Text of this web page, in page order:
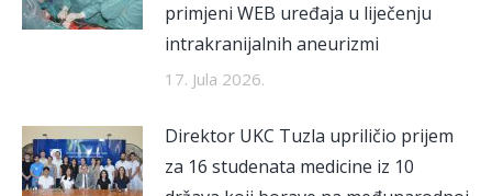
primjeni WEB uređaja u liječenju
intrakranijalnih aneurizmi
17. Jula 2026.
Direktor UKC Tuzla upriličio prijem
za 16 studenata medicine iz 10